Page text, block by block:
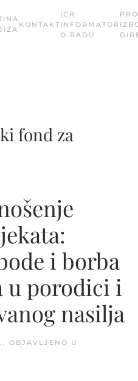
KONTAKT
ICR-
INFORMATOR
O RADU
fond za
i borba
u porodici i
nasilja
. OBJAVLJENO U